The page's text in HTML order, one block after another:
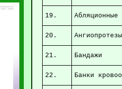
19.
20.
21.
22.